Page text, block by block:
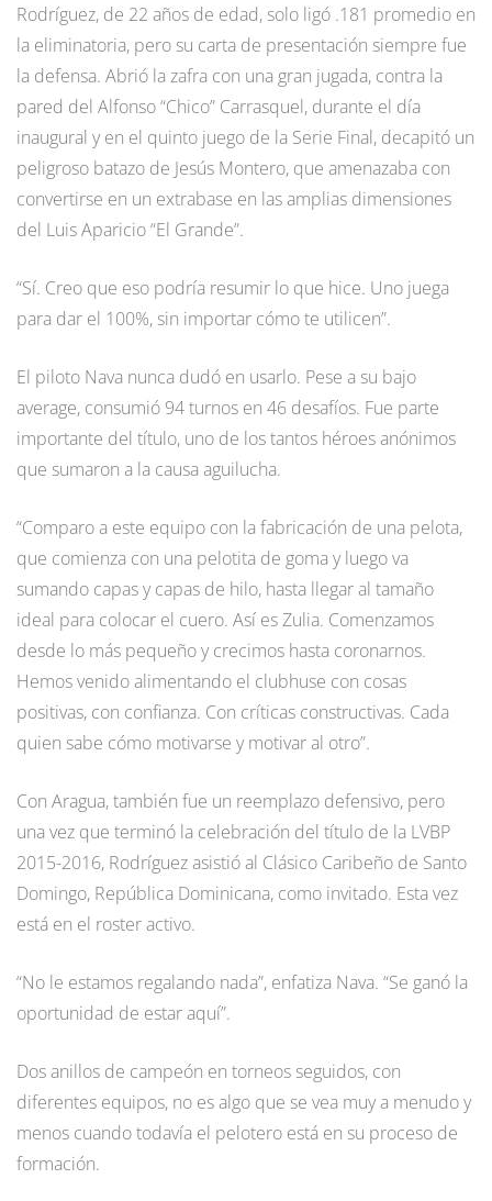
Rodríguez, de 22 años de edad, solo ligó .181 promedio en
la eliminatoria, pero su carta de presentación siempre fue
la defensa. Abrió la zafra con una gran jugada, contra la
pared del Alfonso “Chico” Carrasquel, durante el día
inaugural y en el quinto juego de la Serie Final, decapitó un
peligroso batazo de Jesús Montero, que amenazaba con
convertirse en un extrabase en las amplias dimensiones
del Luis Aparicio “El Grande”.
“Sí. Creo que eso podría resumir lo que hice. Uno juega
para dar el 100%, sin importar cómo te utilicen”.
El piloto Nava nunca dudó en usarlo. Pese a su bajo
average, consumió 94 turnos en 46 desafíos. Fue parte
importante del título, uno de los tantos héroes anónimos
que sumaron a la causa aguilucha.
“Comparo a este equipo con la fabricación de una pelota,
que comienza con una pelotita de goma y luego va
sumando capas y capas de hilo, hasta llegar al tamaño
ideal para colocar el cuero. Así es Zulia. Comenzamos
desde lo más pequeño y crecimos hasta coronarnos.
Hemos venido alimentando el clubhuse con cosas
positivas, con confianza. Con críticas constructivas. Cada
quien sabe cómo motivarse y motivar al otro”.
Con Aragua, también fue un reemplazo defensivo, pero
una vez que terminó la celebración del título de la LVBP
2015-2016, Rodríguez asistió al Clásico Caribeño de Santo
Domingo, República Dominicana, como invitado. Esta vez
está en el roster activo.
“No le estamos regalando nada”, enfatiza Nava. “Se ganó la
oportunidad de estar aquí”.
Dos anillos de campeón en torneos seguidos, con
diferentes equipos, no es algo que se vea muy a menudo y
menos cuando todavía el pelotero está en su proceso de
formación.